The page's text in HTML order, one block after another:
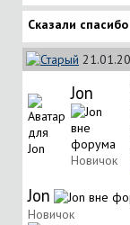
Сказали спасибо
Jon
Новичок
Jon
Новичок